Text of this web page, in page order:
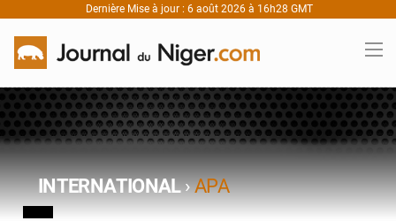
Dernière Mise à jour : 6 août 2026 à 16h28 GMT
INTERNATIONAL›APA